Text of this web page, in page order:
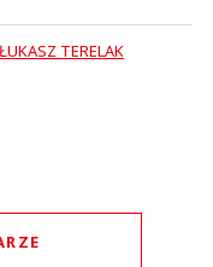
TERELAK